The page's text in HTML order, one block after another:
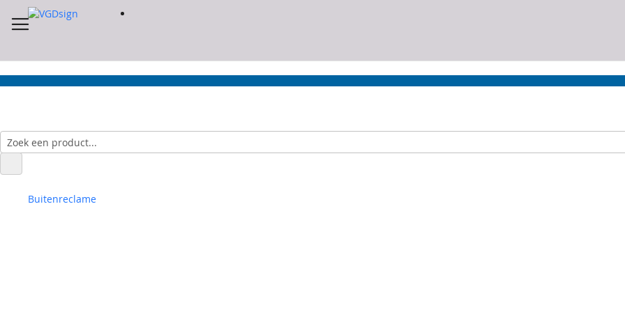
Buitenreclame